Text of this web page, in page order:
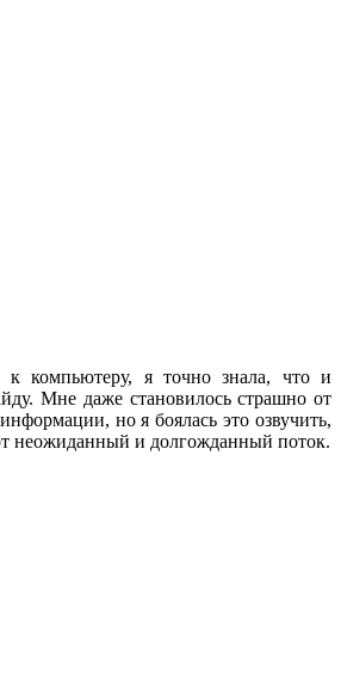
к компьютеру, я точно знала, что и
Мне даже становилось страшно от
но я боялась это озвучить,
неожиданный и долгожданный поток.